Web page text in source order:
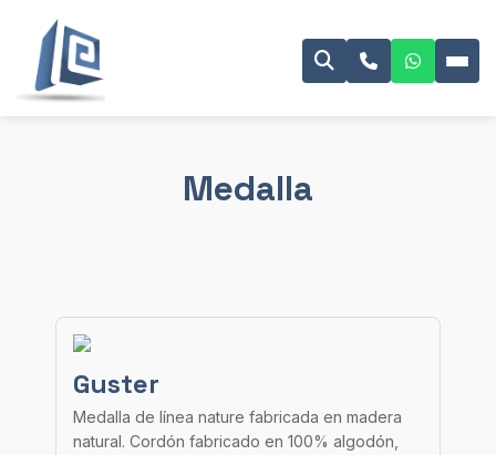
Medalla
Guster
Medalla de línea nature fabricada en madera
natural. Cordón fabricado en 100% algodón,